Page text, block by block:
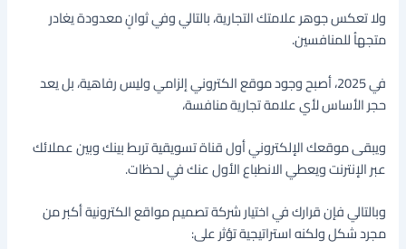
ولا تعكس جوهر علامتك التجارية، بالتالي وفي ثوانٍ معدودة يغادر
متجهاُ للمنافسين.
في 2025، أصبح وجود موقع الكتروني إلزامي وليس رفاهية، بل يعد
حجر الأساس لأي علامة تجارية منافسة،
ويبقى موقعك الإلكتروني أول قناة تسويقية تربط بينك وبين عملائك
عبر الإنترنت ويعطي الانطباع الأول عنك في لحظات.
وبالتالي فإن قرارك في اختيار شركة تصميم مواقع الكترونية أكبر من
مجرد شكل ولكنه استراتيجية تؤثر على: